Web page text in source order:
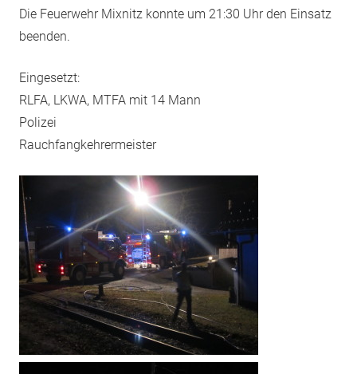
Die Feuerwehr Mixnitz konnte um 21:30 Uhr den Einsatz
beenden.
Eingesetzt:
RLFA, LKWA, MTFA mit 14 Mann
Polizei
Rauchfangkehrermeister